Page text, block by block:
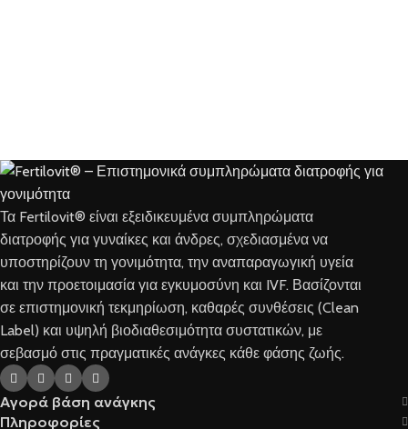
Τα Fertilovit® είναι εξειδικευμένα συμπληρώματα
διατροφής για γυναίκες και άνδρες, σχεδιασμένα να
υποστηρίζουν τη γονιμότητα, την αναπαραγωγική υγεία
και την προετοιμασία για εγκυμοσύνη και IVF. Βασίζονται
σε επιστημονική τεκμηρίωση, καθαρές συνθέσεις (Clean
Label) και υψηλή βιοδιαθεσιμότητα συστατικών, με
σεβασμό στις πραγματικές ανάγκες κάθε φάσης ζωής.
Αγορά βάση ανάγκης
Πληροφορίες